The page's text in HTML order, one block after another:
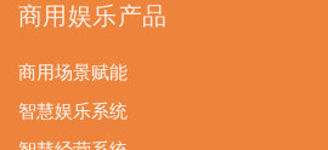
商用娱乐产品
商用场景赋能
智慧娱乐系统